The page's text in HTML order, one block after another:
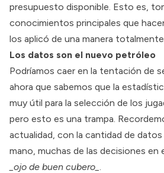
presupuesto disponible. Esto es,
conocimientos principales que
los aplicó de una manera
Los datos son el nuevo petróleo
Podríamos caer en la tentación de
ahora que sabemos que la
muy útil para la selección de los
pero esto es una trampa.
actualidad, con la cantidad de
mano, muchas de las decisiones en
_ojo de buen cubero_ .